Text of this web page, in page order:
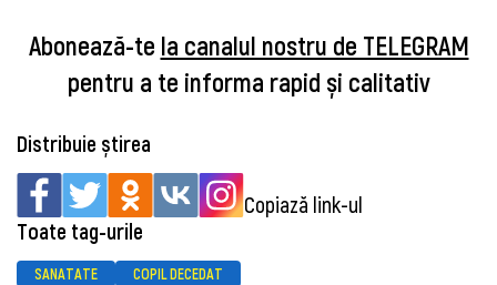
Abonează-te la canalul nostru de TELEGRAM
pentru a te informa rapid și calitativ
Distribuie știrea
Copiază link-ul
Toate tag-urile
SANATATE COPIL DECEDAT